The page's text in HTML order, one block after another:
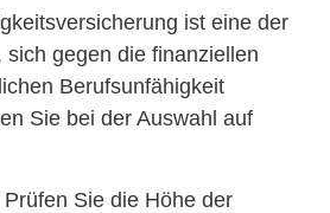
ist eine der
sich gegen die finanziellen
Berufsunfähigkeit
Sie bei der Auswahl auf
Prüfen Sie die Höhe der